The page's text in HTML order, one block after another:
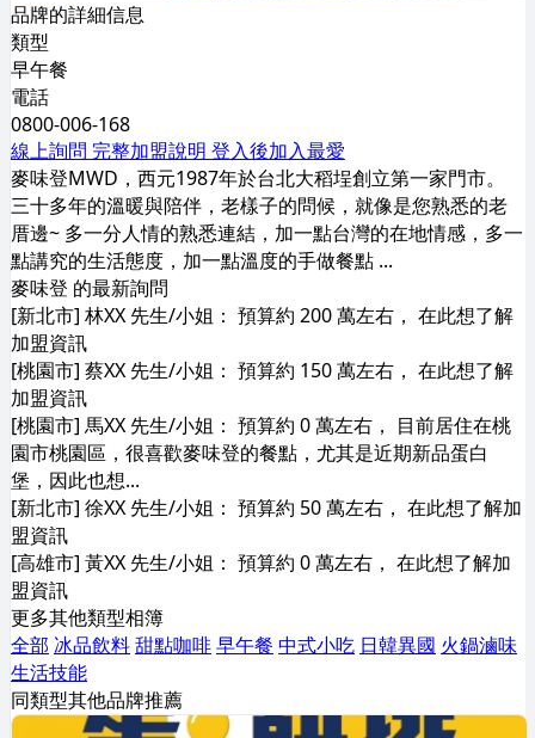
品牌的詳細信息
類型
早午餐
電話
0800-006-168
線上詢問 完整加盟說明 登入後加入最愛
麥味登MWD，西元1987年於台北大稻埕創立第一家門市。
三十多年的溫暖與陪伴，老樣子的問候，就像是您熟悉的老
厝邊~ 多一分人情的熟悉連結，加一點台灣的在地情感，多一
點講究的生活態度，加一點溫度的手做餐點 ...
麥味登 的最新詢問
[新北市] 林XX 先生/小姐： 預算約 200 萬左右， 在此想了解
加盟資訊
[桃園市] 蔡XX 先生/小姐： 預算約 150 萬左右， 在此想了解
加盟資訊
[桃園市] 馬XX 先生/小姐： 預算約 0 萬左右， 目前居住在桃
園市桃園區，很喜歡麥味登的餐點，尤其是近期新品蛋白
堡，因此也想...
[新北市] 徐XX 先生/小姐： 預算約 50 萬左右， 在此想了解加
盟資訊
[高雄市] 黃XX 先生/小姐： 預算約 0 萬左右， 在此想了解加
盟資訊
更多其他類型相簿
全部 冰品飲料甜點咖啡早午餐 中式小吃 日韓異國 火鍋滷味
生活技能
同類型其他品牌推薦